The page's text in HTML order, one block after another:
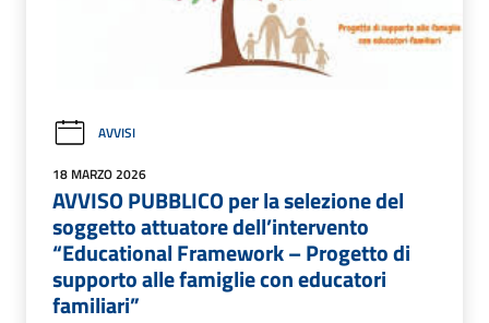
AVVISI
18 MARZO 2026
AVVISO PUBBLICO per la selezione del
soggetto attuatore dell’intervento
“Educational Framework – Progetto di
supporto alle famiglie con educatori
familiari”